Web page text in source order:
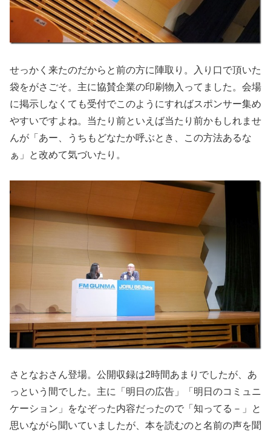
せっかく来たのだからと前の方に陣取り。入り口で頂いた
袋をがさごそ。主に協賛企業の印刷物入ってました。会場
に掲示しなくても受付でこのようにすればスポンサー集め
やすいですよね。当たり前といえば当たり前かもしれませ
んが「あー、うちもどなたか呼ぶとき、この方法あるな
ぁ」と改めて気づいたり。
さとなおさん登場。公開収録は2時間あまりでしたが、あ
っという間でした。主に「明日の広告」「明日のコミュニ
ケーション」をなぞった内容だったので「知ってる－」と
思いながら聞いていましたが、本を読むのと名前の声を聞